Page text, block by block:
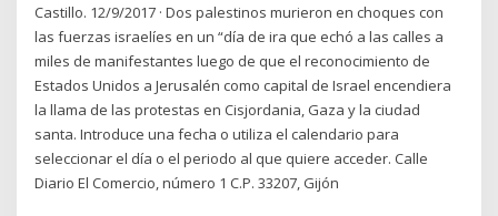
Castillo. 12/9/2017 · Dos palestinos murieron en choques con
las fuerzas israelíes en un “día de ira que echó a las calles a
miles de manifestantes luego de que el reconocimiento de
Estados Unidos a Jerusalén como capital de Israel encendiera
la llama de las protestas en Cisjordania, Gaza y la ciudad
santa. Introduce una fecha o utiliza el calendario para
seleccionar el día o el periodo al que quiere acceder. Calle
Diario El Comercio, número 1 C.P. 33207, Gijón